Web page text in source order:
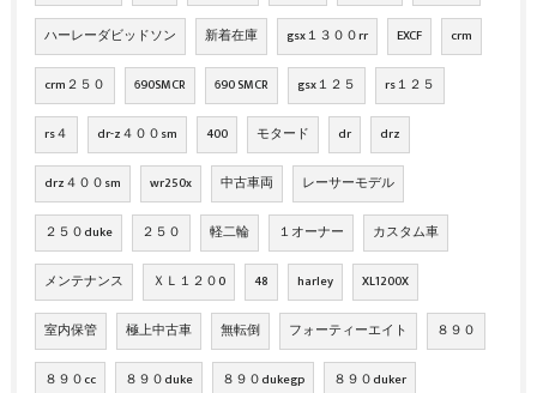
ハーレーダビッドソン 新着在庫 gsx１３００rr EXCF crm
crm２５０ 690SMCR 690 SMCR gsx１２５ rs１２５
rs４ dr-z４００sm 400 モタード dr drz
drz４００sm wr250x 中古車両 レーサーモデル
２５０duke ２５０ 軽二輪 １オーナー カスタム車
メンテナンス ＸＬ１２０0 48 harley XL1200X
室内保管 極上中古車 無転倒 フォーティーエイト ８９０
８９０cc ８９０duke ８９０dukegp ８９０duker